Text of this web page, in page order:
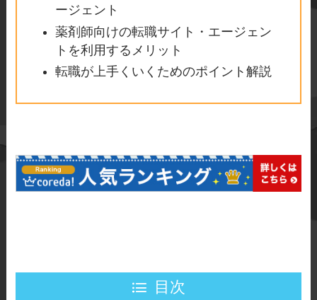
ージェント
薬剤師向けの転職サイト・エージェン
トを利用するメリット
転職が上手くいくためのポイント解説
目次